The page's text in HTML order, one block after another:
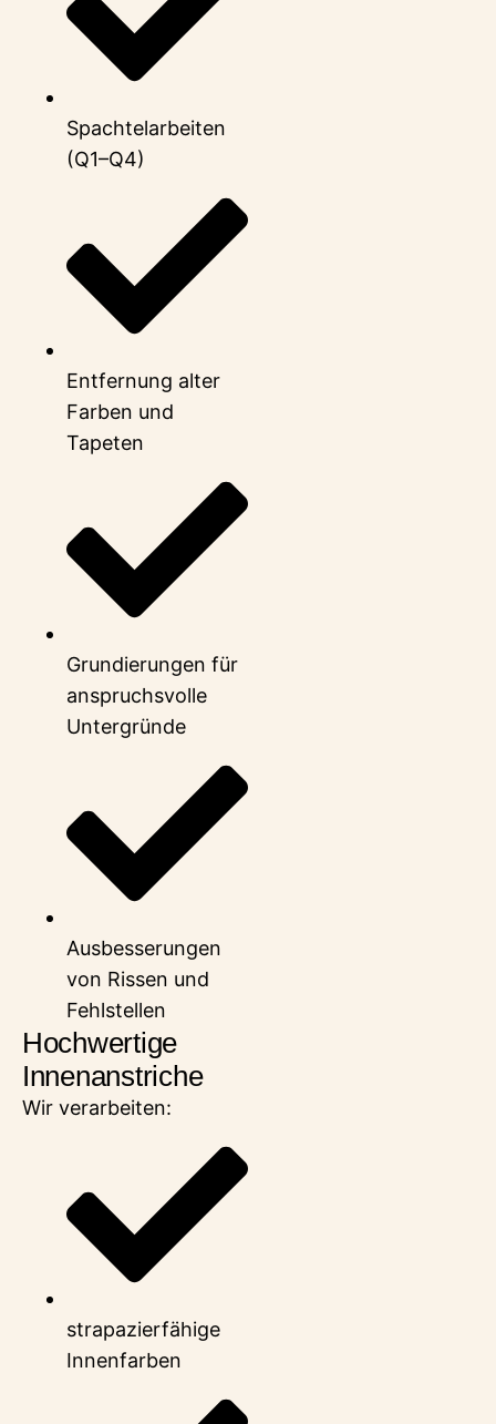
Spachtelarbeiten
(Q1–Q4)
Entfernung alter
Farben und
Tapeten
Grundierungen für
anspruchsvolle
Untergründe
Ausbesserungen
von Rissen und
Fehlstellen
Hochwertige
Innenanstriche
Wir verarbeiten:
strapazierfähige
Innenfarben